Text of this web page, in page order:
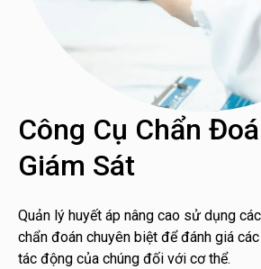
Công Cụ Chẩn
Giám Sát
Quản lý huyết áp nâng cao sử dụng
chẩn đoán chuyên biệt để đánh giá
tác động của chúng đối với cơ thể.